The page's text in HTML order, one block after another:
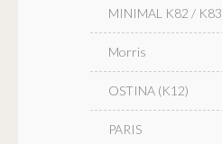
MINIMAL K82 / K83
Morris
OSTINA (K12)
PARIS